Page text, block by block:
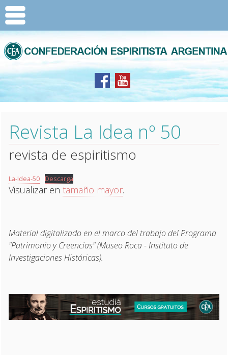
Revista La Idea nº 50
revista de espiritismo
La-Idea-50 Descarga
Visualizar entamaño mayor.
Material digitalizado en el marco del trabajo del Programa
"Patrimonio y Creencias" (Museo Roca - Instituto de
Investigaciones Históricas).